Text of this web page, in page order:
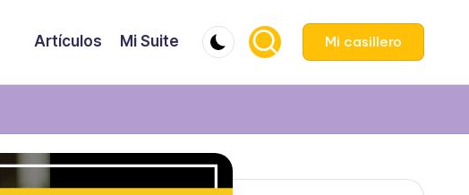
Artículos Mi Suite Mi casillero